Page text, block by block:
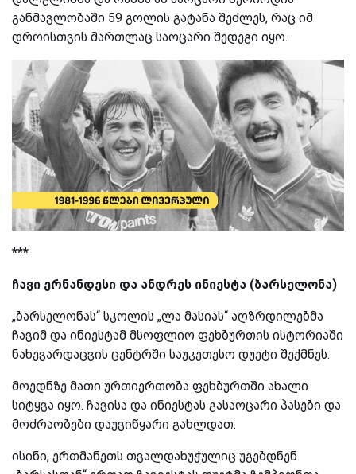
განმავლობაში 59 გოლის გატანა შეძლეს, რაც იმ
დროისთვის მართლაც საოცარი შედეგი იყო.
***
ჩავი ერნანდესი და ანდრეს ინიესტა (ბარსელონა)
„ბარსელონას“ სკოლის „ლა მასიას“ აღზრდილებმა
ჩავიმ და ინიესტამ მსოფლიო ფეხბურთის ისტორიაში
ნახევარდაცვის ცენტრში საუკეთესო დუეტი შექმნეს.
მოედნზე მათი ურთიერთობა ფეხბურთში ახალი
სიტყვა იყო. ჩავისა და ინიესტას გასაოცარი პასები და
მოძრაობები დაუვიწყარი გახლდათ.
ისინი, ერთმანეთს თვალდახუჭულიც უგებდნენ.